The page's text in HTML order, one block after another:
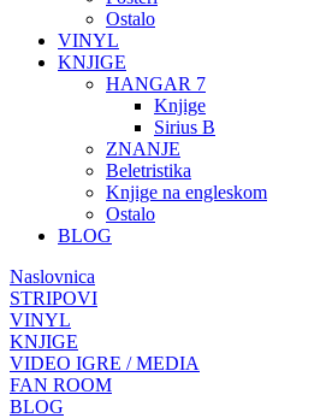
Ostalo
VINYL
KNJIGE
HANGAR 7
Knjige
Sirius B
ZNANJE
Beletristika
Knjige na engleskom
Ostalo
BLOG
Naslovnica
STRIPOVI
VINYL
KNJIGE
VIDEO IGRE / MEDIA
FAN ROOM
BLOG